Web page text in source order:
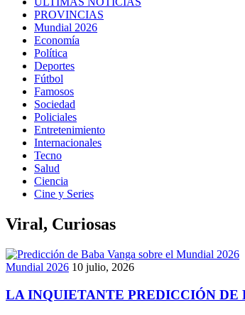
PROVINCIAS
Mundial 2026
Economía
Política
Deportes
Fútbol
Famosos
Sociedad
Policiales
Entretenimiento
Internacionales
Tecno
Salud
Ciencia
Cine y Series
Viral, Curiosas
Mundial 2026 10 julio, 2026
LA INQUIETANTE PREDICCIÓN DE